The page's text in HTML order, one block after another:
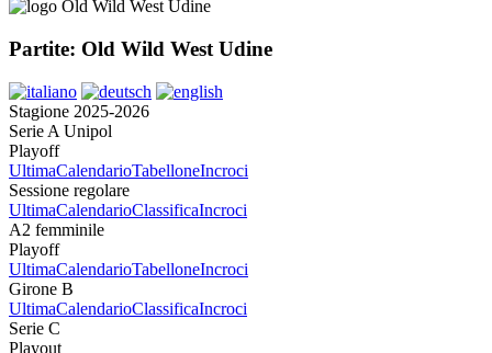
Partite: Old Wild West Udine
Stagione 2025-2026
Serie A Unipol
Playoff
UltimaCalendarioTabelloneIncroci
Sessione regolare
UltimaCalendarioClassificaIncroci
A2 femminile
Playoff
UltimaCalendarioTabelloneIncroci
Girone B
UltimaCalendarioClassificaIncroci
Serie C
Playout